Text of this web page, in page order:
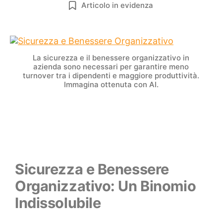
Articolo in evidenza
La sicurezza e il benessere organizzativo in
azienda sono necessari per garantire meno
turnover tra i dipendenti e maggiore produttività.
Immagina ottenuta con AI.
Sicurezza e Benessere
Organizzativo: Un Binomio
Indissolubile